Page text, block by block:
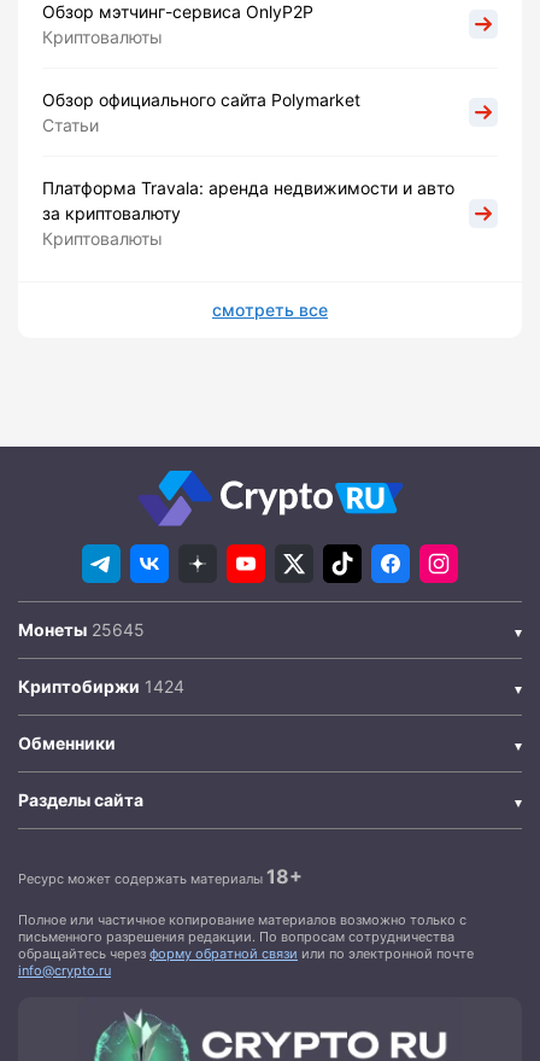
Обзор мэтчинг-сервиса OnlyP2P
Криптовалюты
Обзор официального сайта Polymarket
Статьи
Платформа Travala: аренда недвижимости и авто
за криптовалюту
Криптовалюты
смотреть все
Монеты
Криптобиржи
Обменники
Разделы сайта
Ресурс может содержать материалы 18+
Полное или частичное копирование материалов возможно только с
письменного разрешения редакции. По вопросам сотрудничества
обращайтесь через форму обратной связи или по электронной почте
info@crypto.ru